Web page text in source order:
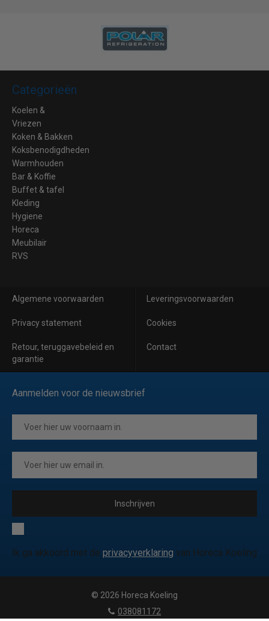
Categorieën
Koelen &
Vriezen
Koken & Bakken
Koksbenodigdheden
Warmhouden
Bar & Koffie
Buffet & tafel
Kleding
Hygiene
Horeca
Meubilair
RVS
Algemene voorwaarden Leveringsvoorwaarden
Privacy statement Cookies
Retour, teruggavebeleid en
garantie
Contact
Aanmelden voor de nieuwsbrief
Inschrijven
Ik ga akkoord met de privacyverklaring van Horeca Koeling
© 2026 Horeca Koeling
|
038081172